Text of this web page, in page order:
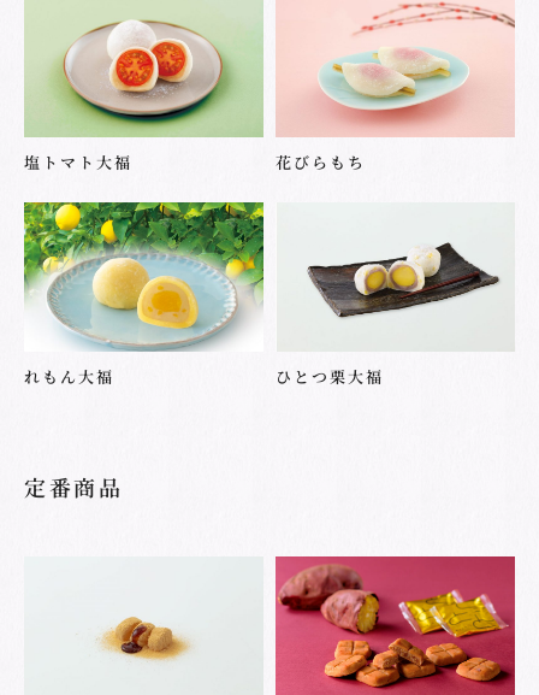
塩トマト大福 花びらもち
れもん大福 ひとつ栗大福
定番商品